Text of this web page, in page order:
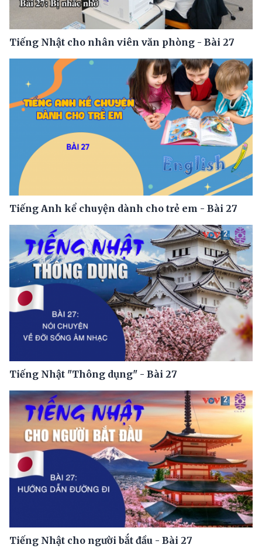
Tiếng Nhật cho nhân viên văn phòng - Bài 27
Tiếng Anh kể chuyện dành cho trẻ em - Bài 27
Tiếng Nhật "Thông dụng" - Bài 27
Tiếng Nhật cho người bắt đầu - Bài 27